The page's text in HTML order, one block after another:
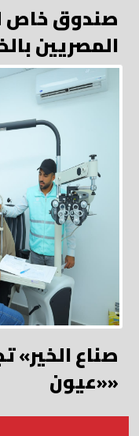
صندوق خاص
المصريين
«عيون»